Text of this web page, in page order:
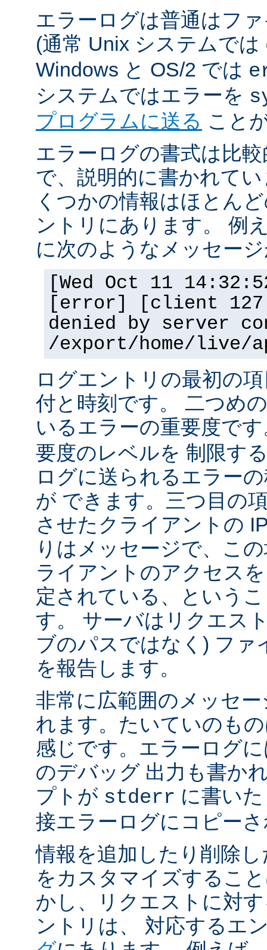
エラーログは普通はフ
(通常 Unix システムでは
Windows と OS/2 では
システムではエラーを
プログラムに送る こと
エラーログの書式は比
で、説明的に書かれて
くつかの情報はほとん
ントリにあります。 例
に次のようなメッセー
[Wed Oct 11
[error] [client
denied by server
/export/home/live/
ログエントリの最初の
付と時刻です。 二つめ
いるエラーの重要度で
要度のレベルを 制限す
ログに送られるエラー
が できます。三つ目の
させたクライアントの
りはメッセージで、こ
ライアントのアクセス
定されている、という
す。 サーバはリクエス
ブのパスではなく) ファ
を報告します。
非常に広範囲のメッセ
れます。たいていのも
感じです。エラーログ
のデバッグ 出力も書か
プトが stderr に書い
接エラーログにコピー
情報を追加したり削除
をカスタマイズするこ
かし、リクエストに対
ントリは、 対応するエ